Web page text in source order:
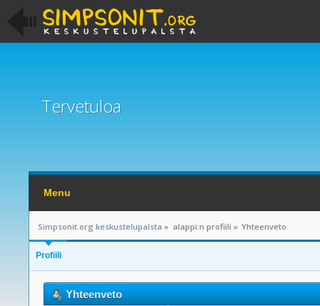
Tervetuloa
Menu
Simpsonit.org keskustelupalsta » alappi:n profiili » Yhteenveto
Profiili
Yhteenveto